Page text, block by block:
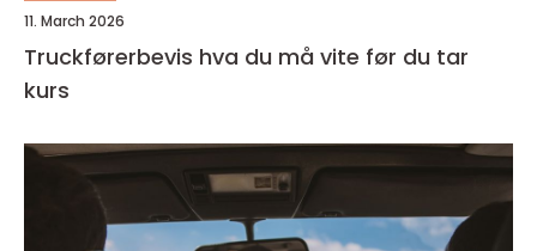
11. March 2026
Truckførerbevis hva du må vite før du tar
kurs